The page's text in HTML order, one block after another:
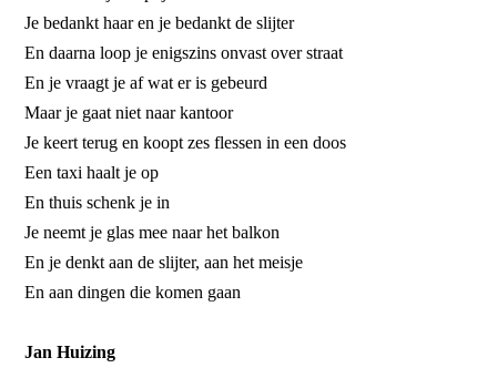
Je bedankt haar en je bedankt de slijter
En daarna loop je enigszins onvast over straat
En je vraagt je af wat er is gebeurd
Maar je gaat niet naar kantoor
Je keert terug en koopt zes flessen in een doos
Een taxi haalt je op
En thuis schenk je in
Je neemt je glas mee naar het balkon
En je denkt aan de slijter, aan het meisje
En aan dingen die komen gaan
Jan Huizing